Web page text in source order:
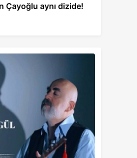
Çayoğlu aynı dizide!